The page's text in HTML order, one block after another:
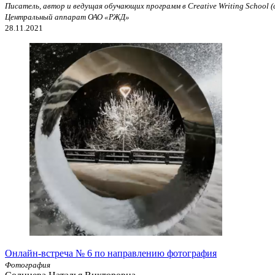
Писатель, автор и ведущая обучающих программ в Creative Writing School
Центральный аппарат ОАО «РЖД»
28.11.2021
Онлайн-встреча № 6 по направлению фотография
Фотография